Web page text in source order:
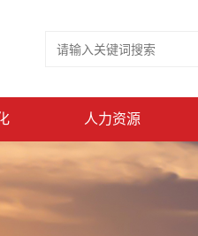
人力资源